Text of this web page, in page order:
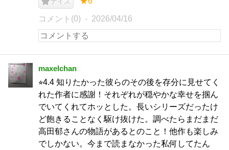
コメント(0) 2026/04/16
maxelchan
⭐︎4.4 知りたかった彼らのその後を存分に見せてく
れた作者に感謝！それぞれが穏やかな幸せを掴ん
でいてくれてホッとした。長いシリーズだったけ
ど飽きることなく駆け抜けた。調べたらまだまだ
高田郁さんの物語があるとのこと！他作も楽しみ
でしかない。今まで読まなかった私何してたん